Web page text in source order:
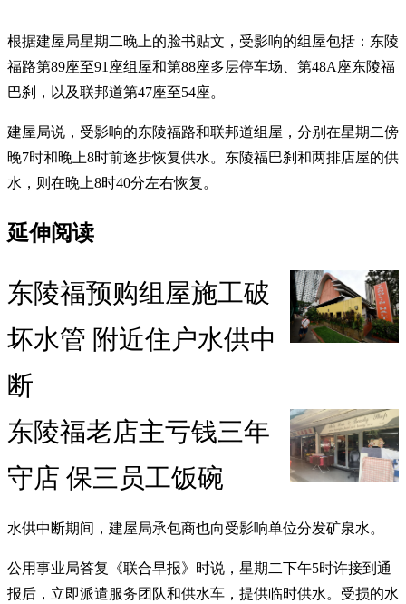
根据建屋局星期二晚上的脸书贴文，受影响的组屋包括：东陵
福路第89座至91座组屋和第88座多层停车场、第48A座东陵福
巴刹，以及联邦道第47座至54座。
建屋局说，受影响的东陵福路和联邦道组屋，分别在星期二傍
晚7时和晚上8时前逐步恢复供水。东陵福巴刹和两排店屋的供
水，则在晚上8时40分左右恢复。
延伸阅读
东陵福预购组屋施工破
坏水管 附近住户水供中
断
东陵福老店主亏钱三年
守店 保三员工饭碗
水供中断期间，建屋局承包商也向受影响单位分发矿泉水。
公用事业局答复《联合早报》时说，星期二下午5时许接到通
报后，立即派遣服务团队和供水车，提供临时供水。受损的水